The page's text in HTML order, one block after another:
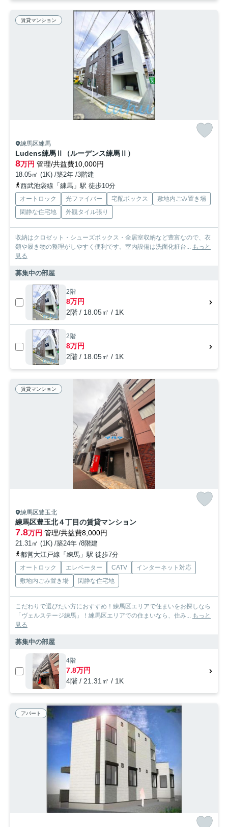
賃貸マンション
練馬区練馬
Ludens練馬Ⅱ（ルーデンス練馬Ⅱ）
8万円 管理/共益費10,000円
18.05㎡ (1K) /築2年 /3階建
西武池袋線「練馬」駅 徒歩10分
オートロック 光ファイバー 宅配ボックス
敷地内ごみ置き場
閑静な住宅地
外観タイル張り
収納はクロゼット・シューズボックス・全居室収納など豊富なので、衣
類や履き物の整理がしやすく便利です。室内設備は洗面化粧台... もっと
見る
募集中の部屋
2階
8万円
2階 / 18.05㎡ / 1K
2階
8万円
2階 / 18.05㎡ / 1K
賃貸マンション
練馬区豊玉北
練馬区豊玉北４丁目の賃貸マンション
7.8万円 管理/共益費8,000円
21.31㎡ (1K) /築24年 /8階建
都営大江戸線「練馬」駅 徒歩7分
オートロック エレベーター CATV
インターネット対応
敷地内ごみ置き場
閑静な住宅地
こだわりで選びたい方におすすめ！練馬区エリアで住まいをお探しなら
「ヴェルステージ練馬」！練馬区エリアでの住まいなら、住み... もっと
見る
募集中の部屋
4階
7.8万円
4階 / 21.31㎡ / 1K
アパート